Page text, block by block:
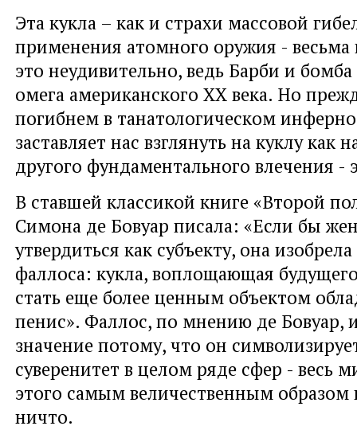
Эта кукла – как и страхи массовой
применения атомного оружия -
это неудивительно, ведь Барби и
омега американского XX века. Но
погибнем в танатологическом
заставляет нас взглянуть на куклу как
другого фундаментального влечения -
В ставшей классикой книге «Второй
Симона де Бовуар писала: «Если бы
утвердиться как субъекту, она
фаллоса: кукла, воплощающая
стать еще более ценным объектом
пенис». Фаллос, по мнению де Бовуар,
значение потому, что он
суверенитет в целом ряде сфер - весь
этого самым величественным образом
ничто.